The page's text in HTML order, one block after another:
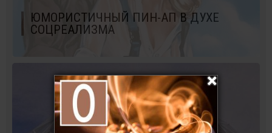
ЮМОРИСТИЧНЫЙ ПИН-АП В ДУХЕ
СОЦРЕАЛИЗМА